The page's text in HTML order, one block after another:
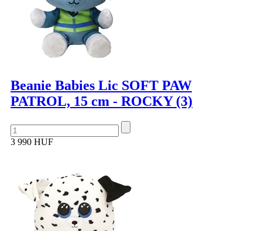
Beanie Babies Lic SOFT PAW
PATROL, 15 cm - ROCKY (3)
3 990 HUF